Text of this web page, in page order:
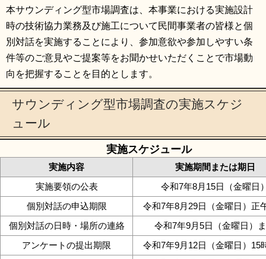
本サウンディング型市場調査は、本事業における実施設計
時の技術協力業務及び施工について民間事業者の皆様と個
別対話を実施することにより、参加意欲や参加しやすい条
件等のご意見やご提案等をお聞かせいただくことで市場動
向を把握することを目的とします。
サウンディング型市場調査の実施スケジ
ュール
実施スケジュール
実施内容
実施期間または期日
実施要領の公表
令和7年8月15日（金曜日
個別対話の申込期限
令和7年8月29日（金曜日）正
個別対話の日時・場所の連絡
令和7年9月5日（金曜日）
アンケートの提出期限
令和7年9月12日（金曜日）15